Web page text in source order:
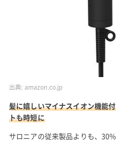
出典: amazon.co.jp
髪に嬉しいマイナスイオン機能
トも時短に
サロニアの従来製品よりも、